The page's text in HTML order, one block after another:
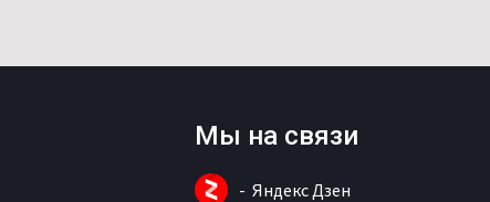
Мы на связи
Яндекс Дзен